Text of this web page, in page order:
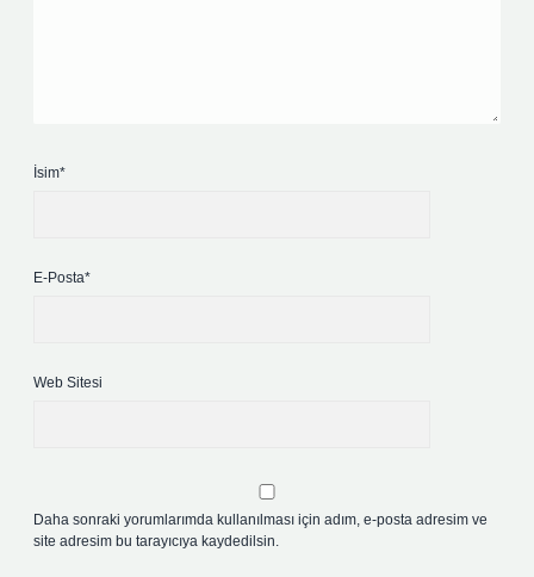
İsim*
E-Posta*
Web Sitesi
Daha sonraki yorumlarımda kullanılması için adım, e-posta adresim ve
site adresim bu tarayıcıya kaydedilsin.